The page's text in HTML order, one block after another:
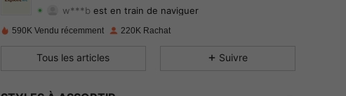
4.89 Evaluation 2.8KArticles 28K
590K Vendu récemment 220K Rachat
Tous les articles Suivre